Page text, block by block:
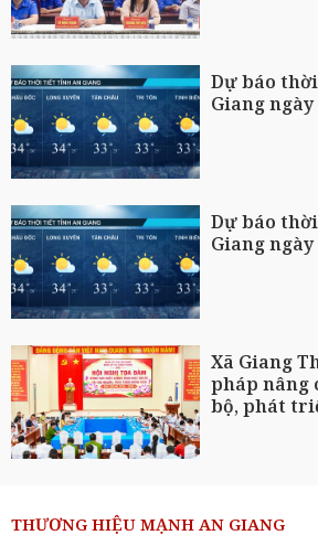
Dự báo
Giang ngày
Dự báo
Giang ngày
Xã Giang
pháp nâng
bộ, phát
THƯƠNG HIỆU MẠNH AN GIANG